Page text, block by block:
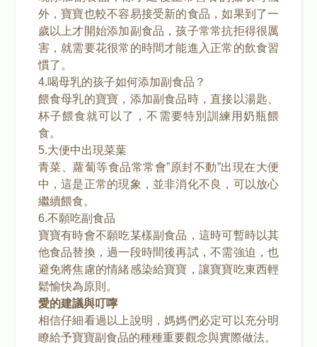
外，寶寶也較不容易接受新的食品，如果到了一
歲以上才開始添加副食品，孩子常常抗拒得很厲
害，就需要花很常的時間才能進入正常的飲食習
慣了。
4.喝母乳的孩子如何添加副食品？
餵食母乳的寶寶，添加副食品時，直接以湯匙、
杯子餵食就可以了，不需要特別訓練用奶瓶餵
食。
5.大便中出現菜葉
青菜、蘿蔔等食品常常會”原封不動”出現在大便
中，這是正常的現象，並非消化不良，可以放心
繼續餵食。
6.不願吃副食品
寶寶有時會不願吃某樣副食品，這時可暫時以其
他食品替換，過一段時間後再試，不需強迫，也
避免將焦慮的情緒感染給寶寶，讓寶寶吃東西輕
鬆愉快為原則。
愛的建議與叮嚀
相信仔細看過以上說明，媽媽們必定可以充分明
瞭給予寶寶副食品的種種重要觀念與實際做法。